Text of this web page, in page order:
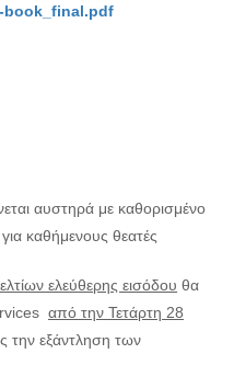
book_final.pdf
αυστηρά με καθορισμένο
καθήμενους θεατές
ελεύθερης εισόδου θα
από την Τετάρτη 28
την εξάντληση των